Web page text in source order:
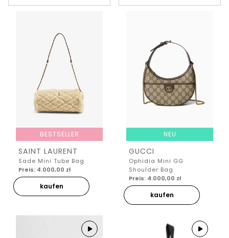
BESTSELLER
SAINT LAURENT
Sade Mini Tube Bag
Preis: 4.000,00 zł
kaufen
NEU
GUCCI
Ophidia Mini GG
Shoulder Bag
Preis: 4.000,00 zł
kaufen